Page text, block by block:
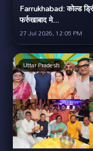
Farrukhabad: कोल्ड
फर्रुखाबाद मे...
27 Jul 2026, 12:05 PM
Uttar Pradesh